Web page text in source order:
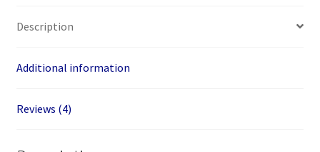
Description
Additional information
Reviews (4)